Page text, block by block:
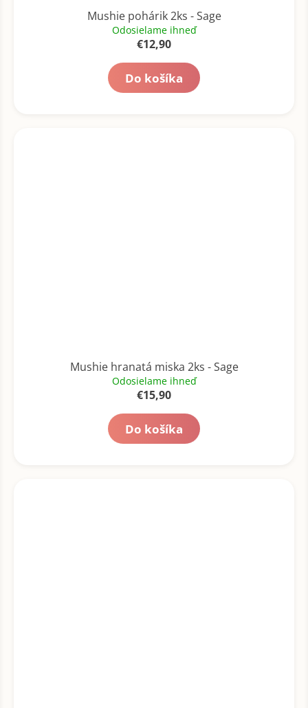
Mushie pohárik 2ks - Sage
Odosielame ihneď
€12,90
Do košíka
Mushie hranatá miska 2ks - Sage
Odosielame ihneď
€15,90
Do košíka